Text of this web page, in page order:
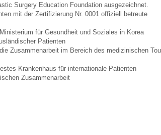
Surgery Education Foundation ausgezeichnet.
mit der Zertifizierung Nr. 0001 offiziell betreute
für Gesundheit und Soziales in Korea
Patienten
Zusammenarbeit im Bereich des medizinischen
Krankenhaus für internationale Patienten
Zusammenarbeit